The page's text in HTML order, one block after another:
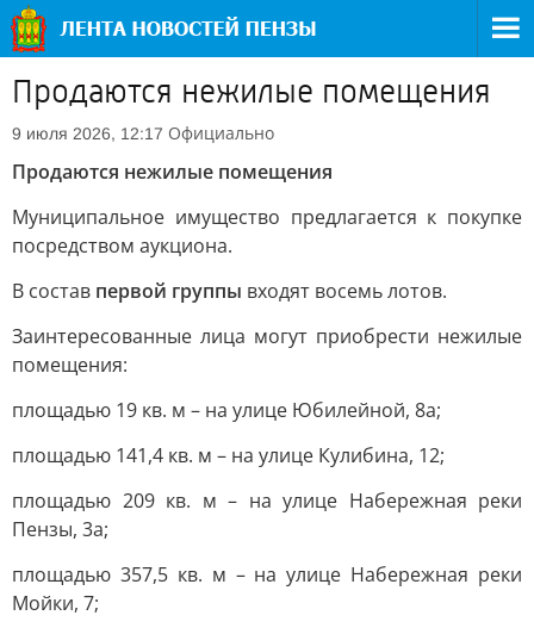
Продаются нежилые помещения
9 июля 2026, 12:17 Официально
Продаются нежилые помещения
Муниципальное имущество предлагается к покупке
посредством аукциона.
В состав первой группы входят восемь лотов.
Заинтересованные лица могут приобрести нежилые
помещения:
площадью 19 кв. м – на улице Юбилейной, 8а;
площадью 141,4 кв. м – на улице Кулибина, 12;
площадью 209 кв. м – на улице Набережная реки
Пензы, 3а;
площадью 357,5 кв. м – на улице Набережная реки
Мойки, 7;